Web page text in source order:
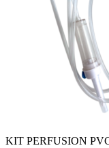
KIT PERFUSION